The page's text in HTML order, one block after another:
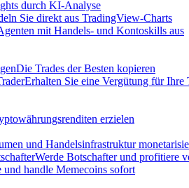
durch KI-Analyse
Sie direkt aus TradingView-Charts
mit Handels- und Kontoskills aus
Die Trades der Besten kopieren
Erhalten Sie eine Vergütung für Ihre
erzielen
und Handelsinfrastruktur
Werde Botschafter und profitiere
und handle Memecoins sofort